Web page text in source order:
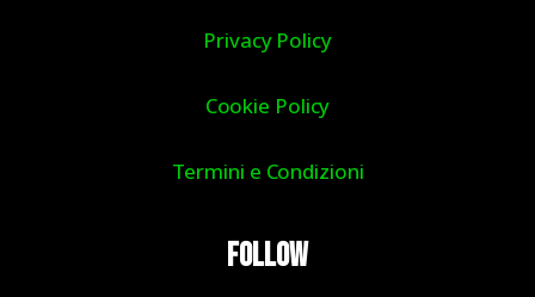
Privacy Policy
Cookie Policy
Termini e Condizioni
Follow